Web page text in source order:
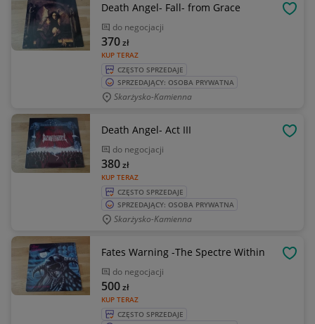
Death Angel- Fall- from Grace
do negocjacji
KUP TERAZ
370zł
CZĘSTO SPRZEDAJE
SPRZEDAJĄCY: OSOBA PRYWATNA
Skarżysko-Kamienna
Death Angel- Act III
do negocjacji
KUP TERAZ
380zł
CZĘSTO SPRZEDAJE
SPRZEDAJĄCY: OSOBA PRYWATNA
Skarżysko-Kamienna
Fates Warning -The Spectre Within
do negocjacji
KUP TERAZ
500zł
CZĘSTO SPRZEDAJE